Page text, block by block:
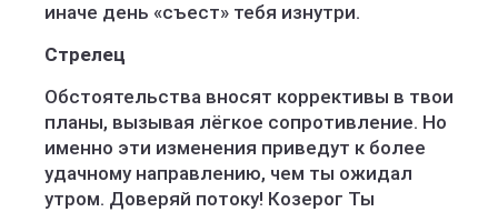
иначе день «съест» тебя изнутри.
Стрелец
Обстоятельства вносят коррективы в твои
планы, вызывая лёгкое сопротивление. Но
именно эти изменения приведут к более
удачному направлению, чем ты ожидал
утром. Доверяй потоку! Козерог Ты